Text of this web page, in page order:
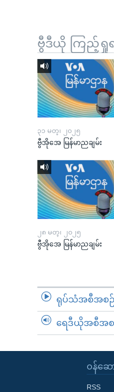
ဗွီဒီယို ကြည့်ရှု
၃၁ မတ္၊ ၂၀၂၅
ဗွီအိုအေ မြန်မာညချမ်း
၂၈ မတ္၊ ၂၀၂၅
ဗွီအိုအေ မြန်မာညချမ်း
ရုပ်သံအစီအစဉ်မ
ရေဒီယိုအစီအစဉ်
၀န်ဆေ
RSS